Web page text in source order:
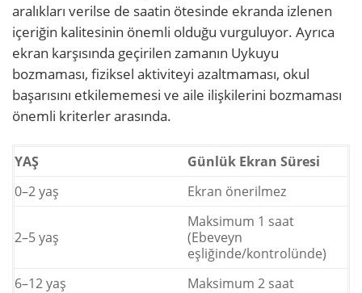
aralıkları verilse de saatin ötesinde ekranda izlenen
içeriğin kalitesinin önemli olduğu vurguluyor. Ayrıca
ekran karşısında geçirilen zamanın Uykuyu
bozmaması, fiziksel aktiviteyi azaltmaması, okul
başarısını etkilememesi ve aile ilişkilerini bozmaması
önemli kriterler arasında.
YAŞ
Günlük Ekran Süresi
0–2 yaş
Ekran önerilmez
2–5 yaş
Maksimum 1 saat
(Ebeveyn
eşliğinde/kontrolünde)
6–12 yaş
Maksimum 2 saat